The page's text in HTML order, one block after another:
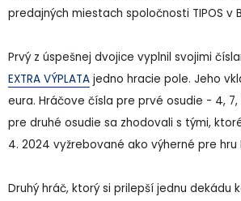
predajných miestach spoločnosti TIPOS v
Prvý z úspešnej dvojice vyplnil svojimi
EXTRA VÝPLATA jedno hracie pole. Jeho
eura. Hráčove čísla pre prvé osudie - 4, 7,
pre druhé osudie sa zhodovali s tými,
4. 2024 vyžrebované ako výherné pre hru
Druhý hráč, ktorý si prilepší jednu dekádu